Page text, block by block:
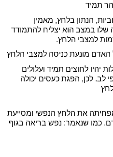
תמיד
הנתון בלחץ, מאמין
במצב הוא יצליח להתמודד
למצבי הלחץ.
מונעת כניסה למצבי הלחץ
יהיו לחוצים תמיד ועלולים
לב. לכן, הפגת כעסים יכולה
את הלחץ הנפשי ומסייעת
כמו שנאמר: נפש בריאה בגוף